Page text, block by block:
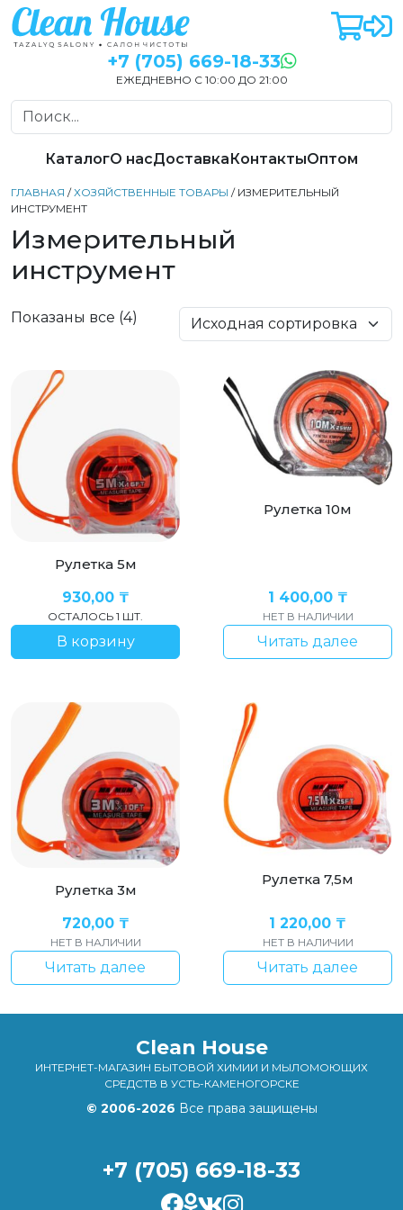
+7 (705) 669-18-33
ЕЖЕДНЕВНО С 10:00 ДО 21:00
КаталогО насДоставкаКонтактыОптом
ГЛАВНАЯ /ХОЗЯЙСТВЕННЫЕ ТОВАРЫ / ИЗМЕРИТЕЛЬНЫЙ
ИНСТРУМЕНТ
Измерительный
инструмент
Показаны все (4)
Рулетка 5м
930,00 ₸
ОСТАЛОСЬ 1 ШТ.
В корзину
Рулетка 10м
1 400,00 ₸
НЕТ В НАЛИЧИИ
Читать далее
Рулетка 3м
720,00 ₸
НЕТ В НАЛИЧИИ
Читать далее
Рулетка 7,5м
1 220,00 ₸
НЕТ В НАЛИЧИИ
Читать далее
Clean House
ИНТЕРНЕТ-МАГАЗИН БЫТОВОЙ ХИМИИ И МЫЛОМОЮЩИХ
СРЕДСТВ В УСТЬ-КАМЕНОГОРСКЕ
© 2006-2026 Все права защищены
+7 (705) 669-18-33